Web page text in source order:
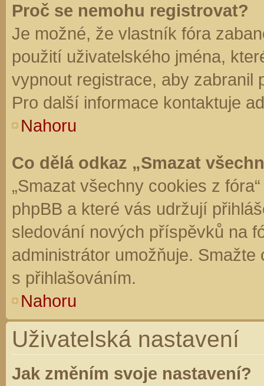
Proč se nemohu registrovat?
Je možné, že vlastník fóra
použití uživatelského jména,
vypnout registrace, aby zabranil
Pro další informace kontaktuje
Nahoru
Co dělá odkaz „Smazat
„Smazat všechny cookies z
phpBB a které vás udržují
sledování nových příspěvků na
administrátor umožňuje.
s přihlašováním.
Nahoru
Uživatelská nastavení
Jak změním svoje nastavení?